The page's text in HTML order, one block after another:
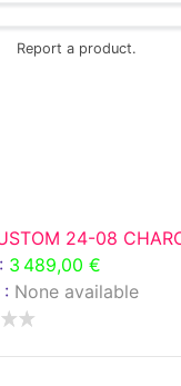
Report a product.
24-08
3 489,00 €
None available